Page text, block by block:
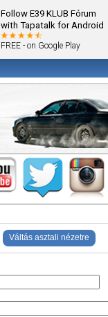
Follow E39 KLUB Fórum
with Tapatalk for Android
FREE - on Google Play
Váltás asztali nézetre